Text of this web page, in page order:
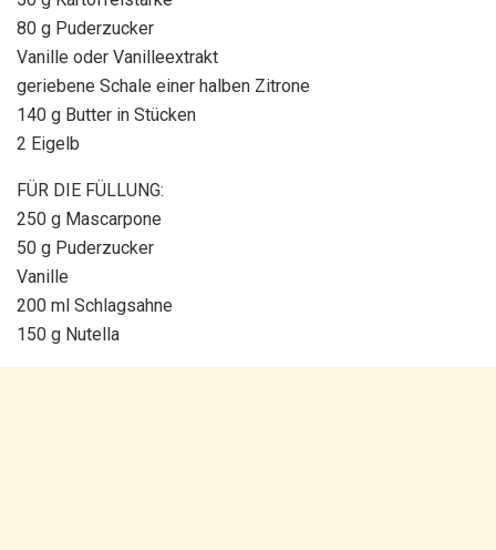
80 g Puderzucker
Vanille oder Vanilleextrakt
geriebene Schale einer halben Zitrone
140 g Butter in Stücken
2 Eigelb
FÜR DIE FÜLLUNG:
250 g Mascarpone
50 g Puderzucker
Vanille
200 ml Schlagsahne
150 g Nutella